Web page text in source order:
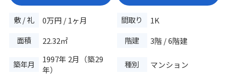
敷 / 礼 0万円 / 1ヶ月 間取り
1K
面積
22.32㎡ 階建 3階 / 6階建
築年月
1997年 2月（築29
年）
種別 マンション